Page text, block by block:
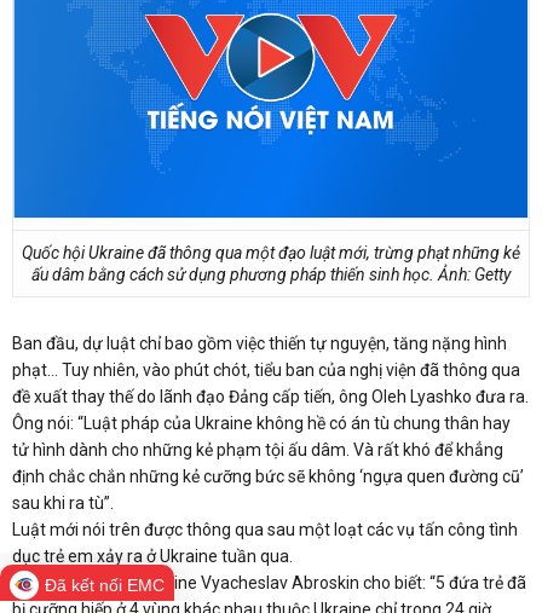
Quốc hội Ukraine đã thông qua một đạo luật mới, trừng phạt những kẻ
ấu dâm bằng cách sử dụng phương pháp thiến sinh học. Ảnh: Getty
Ban đầu, dự luật chỉ bao gồm việc thiến tự nguyện, tăng nặng hình
phạt... Tuy nhiên, vào phút chót, tiểu ban của nghị viện đã thông qua
đề xuất thay thế do lãnh đạo Đảng cấp tiến, ông Oleh Lyashko đưa ra.
Ông nói: “Luật pháp của Ukraine không hề có án tù chung thân hay
tử hình dành cho những kẻ phạm tội ấu dâm. Và rất khó để khẳng
định chắc chắn những kẻ cưỡng bức sẽ không ‘ngựa quen đường cũ’
sau khi ra tù”.
Luật mới nói trên được thông qua sau một loạt các vụ tấn công tình
dục trẻ em xảy ra ở Ukraine tuần qua.
Cảnh sát trưởng Ukraine Vyacheslav Abroskin cho biết: “5 đứa trẻ đã
Đã kết nối EMC